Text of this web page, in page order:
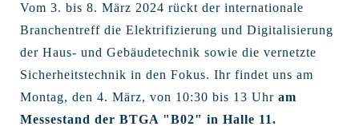
Vom 3. bis 8. März 2024 rückt der internationale
Branchentreff die Elektrifizierung und Digitalisierung
der Haus- und Gebäudetechnik sowie die vernetzte
Sicherheitstechnik in den Fokus. Ihr findet uns am
Montag, den 4. März, von 10:30 bis 13 Uhr am
Messestand der BTGA "B02" in Halle 11.